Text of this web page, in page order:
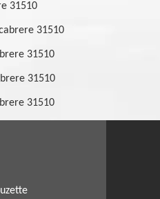
31510
31510
31510
31510
31510